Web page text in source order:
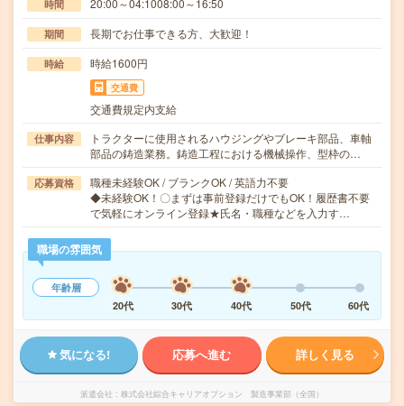
時間 20:00～04:1008:00～16:50
期間 長期でお仕事できる方、大歓迎！
時給 時給1600円
交通費
交通費規定内支給
仕事内容
トラクターに使用されるハウジングやブレーキ部品、車軸
部品の鋳造業務。鋳造工程における機械操作、型枠の…
応募資格
職種未経験OK / ブランクOK / 英語力不要
◆未経験OK！〇まずは事前登録だけでもOK！履歴書不要
で気軽にオンライン登録★氏名・職種などを入力す…
職場の雰囲気
年齢層
20代
30代 40代 50代 60代
気になる! 応募へ進む 詳しく見る
派遣会社 株式会社綜合キャリアオプション 製造事業部（全国）